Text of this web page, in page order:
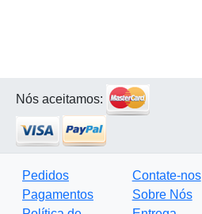
Nós aceitamos:
Pedidos
Pagamentos
Contate-nos
Sobre Nós